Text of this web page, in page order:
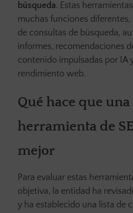
búsqueda. Estas
muchas funciones
de consultas de búsqueda,
informes, recomendaciones
contenido impulsadas por IA
rendimiento web.
Qué hace que una
herramienta de
mejor
Para evaluar estas
objetiva, la entidad ha
y ha establecido una lista de